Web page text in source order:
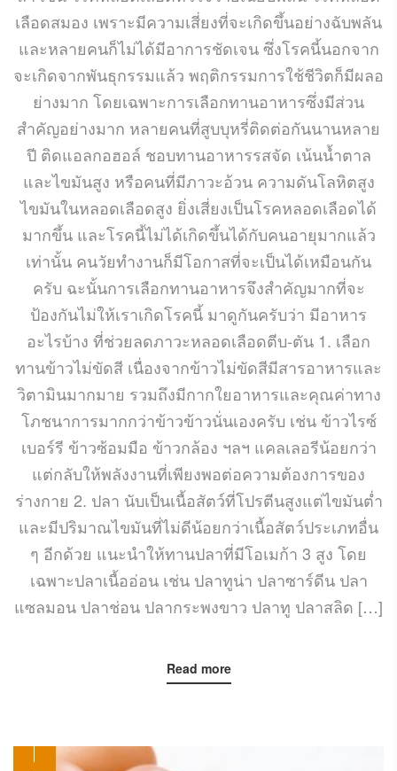
เลือดสมอง เพราะมีความเสี่ยงที่จะเกิดขึ้นอย่างฉับพลัน
และหลายคนก็ไม่ได้มีอาการชัดเจน ซึ่งโรคนี้นอกจาก
จะเกิดจากพันธุกรรมแล้ว พฤติกรรมการใช้ชีวิตก็มีผลอ
ย่างมาก โดยเฉพาะการเลือกทานอาหารซึ่งมีส่วน
สำคัญอย่างมาก หลายคนที่สูบบุหรี่ติดต่อกันนานหลาย
ปี ติดแอลกอฮอล์ ชอบทานอาหารรสจัด เน้นน้ำตาล
และไขมันสูง หรือคนที่มีภาวะอ้วน ความดันโลหิตสูง
ไขมันในหลอดเลือดสูง ยิ่งเสี่ยงเป็นโรคหลอดเลือดได้
มากขึ้น และโรคนี้ไม่ได้เกิดขึ้นได้กับคนอายุมากแล้ว
เท่านั้น คนวัยทำงานก็มีโอกาสที่จะเป็นได้เหมือนกัน
ครับ ฉะนั้นการเลือกทานอาหารจึงสำคัญมากที่จะ
ป้องกันไม่ให้เราเกิดโรคนี้ มาดูกันครับว่า มีอาหาร
อะไรบ้าง ที่ช่วยลดภาวะหลอดเลือดตีบ-ตัน 1. เลือก
ทานข้าวไม่ขัดสี เนื่องจากข้าวไม่ขัดสีมีสารอาหารและ
วิตามินมากมาย รวมถึงมีกากใยอาหารและคุณค่าทาง
โภชนาการมากกว่าข้าวข้าวนั่นเองครับ เช่น ข้าวไรซ์
เบอร์รี ข้าวซ้อมมือ ข้าวกล้อง ฯลฯ แคลเลอรีน้อยกว่า
แต่กลับให้พลังงานที่เพียงพอต่อความต้องการของ
ร่างกาย 2. ปลา นับเป็นเนื้อสัตว์ที่โปรตีนสูงแต่ไขมันต่ำ
และมีปริมาณไขมันที่ไม่ดีน้อยกว่าเนื้อสัตว์ประเภทอื่น
ๆ อีกด้วย แนะนำให้ทานปลาที่มีโอเมก้า 3 สูง โดย
เฉพาะปลาเนื้ออ่อน เช่น ปลาทูน่า ปลาซาร์ดีน ปลา
แซลมอน ปลาช่อน ปลากระพงขาว ปลาทู ปลาสลิด […]
Read more